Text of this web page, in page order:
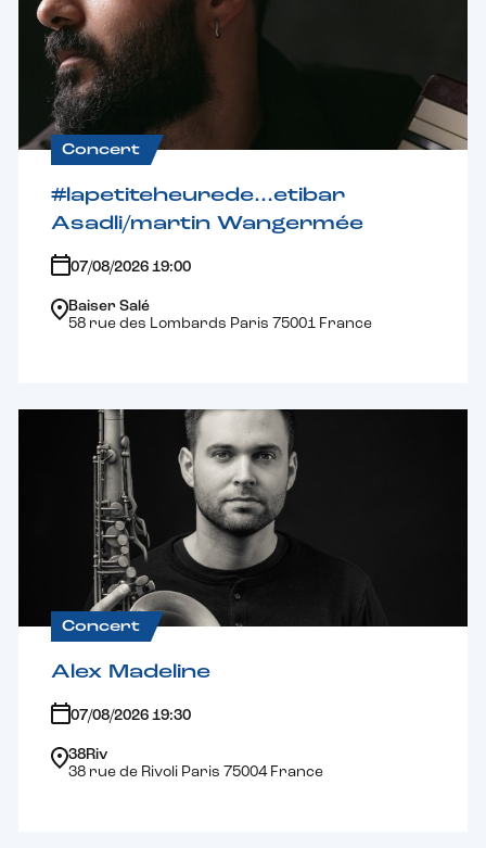
Concert
#lapetiteheurede…etibar
Asadli/martin Wangermée
07/08/2026 19:00
Baiser Salé
58 rue des Lombards Paris 75001 France
Concert
Alex Madeline
07/08/2026 19:30
38Riv
38 rue de Rivoli Paris 75004 France